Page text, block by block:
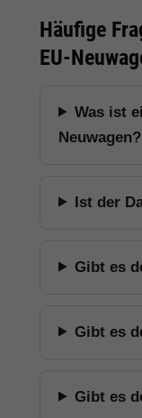
Häufige
EU-
Was ist
Neuwagen?
Ist der
Gibt es
Gibt es
Gibt es